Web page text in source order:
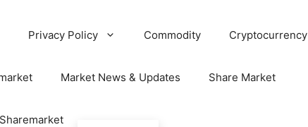
Privacy Policy Commodity Cryptocurrency
Market News & Updates Share Market